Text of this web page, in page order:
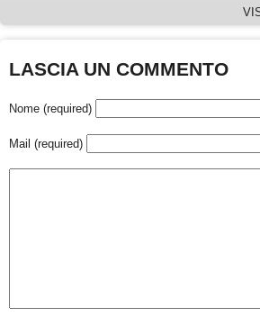
LASCIA UN COMMENTO
Nome (required)
Mail (required)